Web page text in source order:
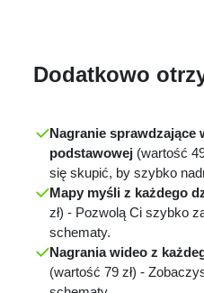
Dodatkowo
Nagranie sprawdzające
podstawowej (wartość
się skupić, by szybko
Mapy myśli z każdego
zł) - Pozwolą Ci szybko
schematy.
Nagrania wideo z
(wartość 79 zł) -